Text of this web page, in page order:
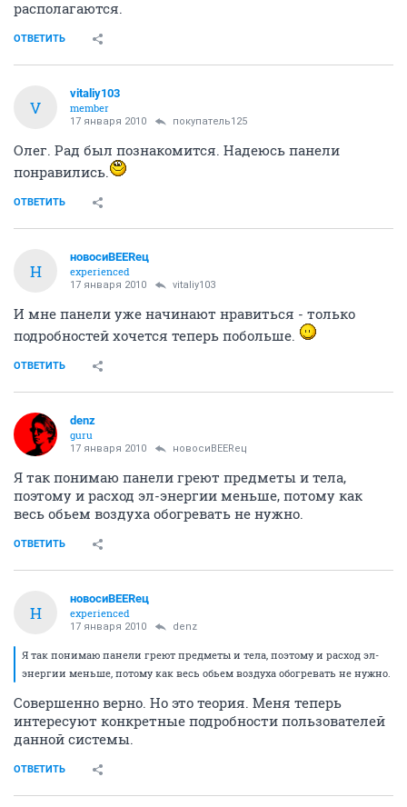
располагаются.
ОТВЕТИТЬ
V
vitaliy103
member
17 января 2010 покупатель125
Олег. Рад был познакомится. Надеюсь панели
понравились.
ОТВЕТИТЬ
Н
новосиBEERец
experienced
17 января 2010 vitaliy103
И мне панели уже начинают нравиться - только
подробностей хочется теперь побольше.
ОТВЕТИТЬ
denz
guru
17 января 2010 новосиBEERец
Я так понимаю панели греют предметы и тела,
поэтому и расход эл-энергии меньше, потому как
весь обьем воздуха обогревать не нужно.
ОТВЕТИТЬ
Н
новосиBEERец
experienced
17 января 2010 denz
Я так понимаю панели греют предметы и тела, поэтому и расход эл-
энергии меньше, потому как весь обьем воздуха обогревать не нужно.
Совершенно верно. Но это теория. Меня теперь
интересуют конкретные подробности пользователей
данной системы.
ОТВЕТИТЬ